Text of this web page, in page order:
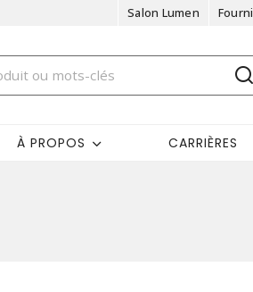
Salon Lumen
À PROPOS CARRIÈRES